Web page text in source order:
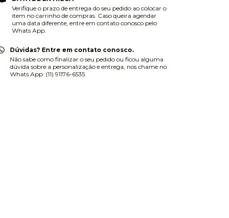
Verifique o prazo de entrega do seu pedido ao colocar o
item no carrinho de compras. Caso queira agendar
uma data diferente, entre em contato conosco pelo
Whats App.
Dúvidas? Entre em contato conosco.
Não sabe como finalizar o seu pedido ou ficou alguma
dúvida sobre a personalização e entrega, nos chame no
Whats App: (11) 91176-6535